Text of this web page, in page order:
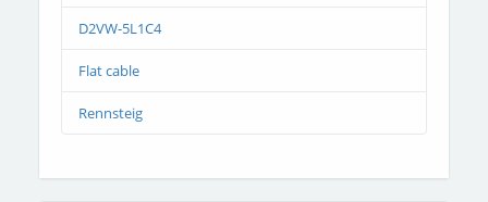
D2VW-5L1C4
Flat cable
Rennsteig